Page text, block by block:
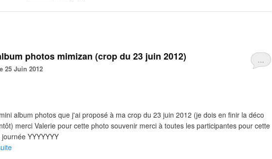
…
photos mimizan (crop du 23 juin 2012)
25 Juin 2012
album photos que j'ai proposé à ma crop du 23 juin 2012 (je dois en finir la déco
merci Valerie pour cette photo souvenir merci à toutes les participantes pour cette
YYYYYYY